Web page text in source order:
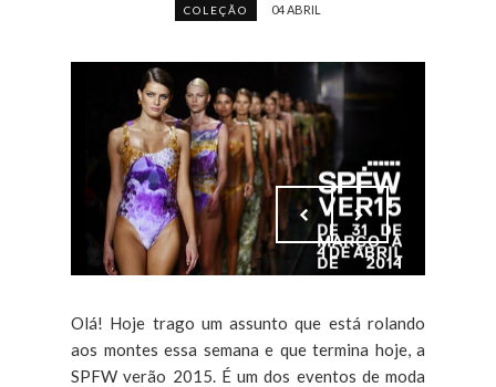
COLEÇÃO 04 ABRIL
Olá! Hoje trago um assunto que está rolando
aos montes essa semana e que termina hoje, a
SPFW verão 2015. É um dos eventos de moda